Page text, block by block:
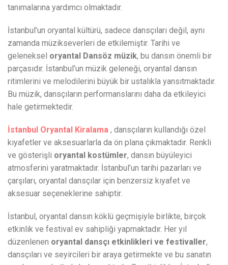
tanımalarına yardımcı olmaktadır.
İstanbul’un oryantal kültürü, sadece dansçıları değil, aynı
zamanda müzikseverleri de etkilemiştir. Tarihi ve
geleneksel oryantal Dansöz müzik, bu dansın önemli bir
parçasıdır. İstanbul’un müzik geleneği, oryantal dansın
ritimlerini ve melodilerini büyük bir ustalıkla yansıtmaktadır.
Bu müzik, dansçıların performanslarını daha da etkileyici
hale getirmektedir.
İstanbul Oryantal Kiralama , dansçıların kullandığı özel
kıyafetler ve aksesuarlarla da ön plana çıkmaktadır. Renkli
ve gösterişli oryantal kostümler, dansın büyüleyici
atmosferini yaratmaktadır. İstanbul’un tarihi pazarları ve
çarşıları, oryantal dansçılar için benzersiz kıyafet ve
aksesuar seçeneklerine sahiptir.
İstanbul, oryantal dansın köklü geçmişiyle birlikte, birçok
etkinlik ve festival ev sahipliği yapmaktadır. Her yıl
düzenlenen oryantal dansçı etkinlikleri ve festivaller,
dansçıları ve seyircileri bir araya getirmekte ve bu sanatın